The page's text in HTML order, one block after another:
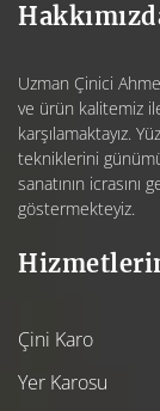
Uzman Çinici
ve ürün kalitemiz
karşılamaktayız.
tekniklerini
sanatının icrasını
göstermekteyiz.
Çini Karo
Yer Karosu